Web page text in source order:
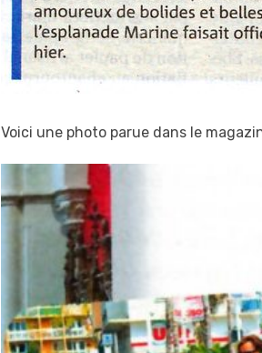
Voici une photo parue dans le